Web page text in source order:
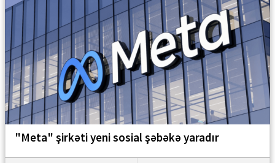
"Meta" şirkəti yeni sosial şəbəkə yaradır